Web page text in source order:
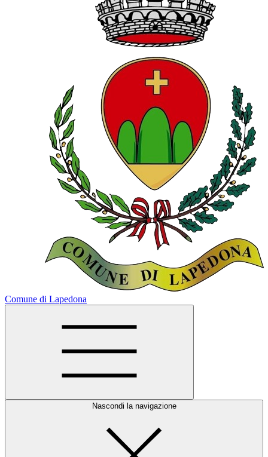
Comune di Lapedona
Nascondi la navigazione